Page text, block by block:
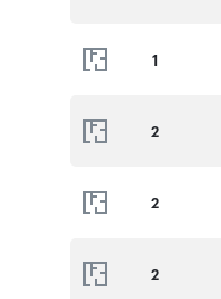
1
2
2
2